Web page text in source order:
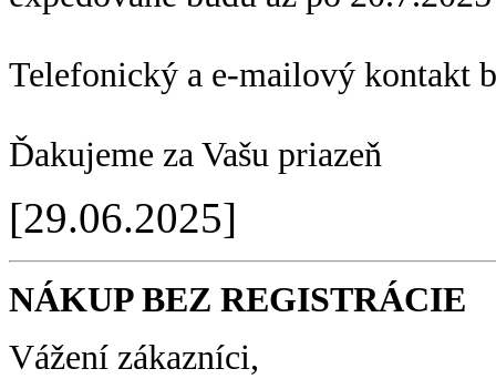
Telefonický a e-mailový kontakt
Ďakujeme za Vašu priazeň
[29.06.2025]
NÁKUP BEZ REGISTRÁCIE
Vážení zákazníci,